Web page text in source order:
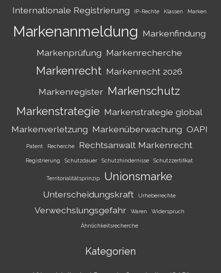
Internationale Registrierung IP-Rechte Klassen Marken
Markenanmeldung Markenfindung
Markenprüfung Markenrecherche
Markenrecht Markenrecht 2026
Markenregister Markenschutz
Markenstrategie Markenstrategie global
Markenverletzung Markenüberwachung OAPI
Patent Recherche Rechtsanwalt Markenrecht
Registrierung Schutzdauer Schutzhindernisse Schutzzertifikat
Territorialitätsprinzip Unionsmarke
Unterscheidungskraft Urheberrechte
Verwechslungsgefahr Waren Widerspruch
Ähnlichkeitsrecherche
Kategorien